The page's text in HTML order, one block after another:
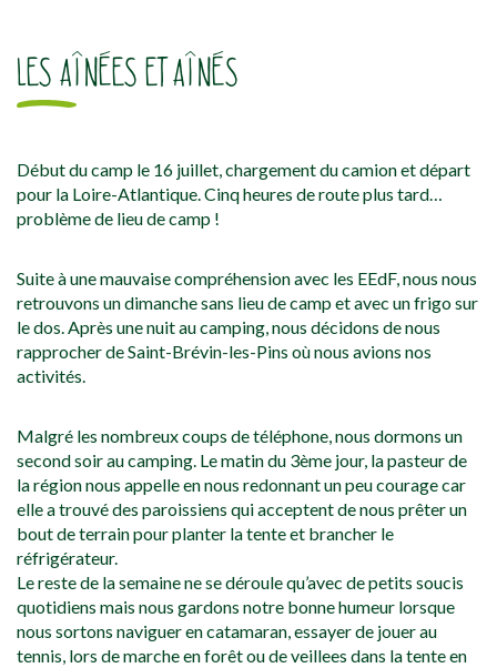
LES AÎNÉES ET AÎNÉS
Début du camp le 16 juillet, chargement du camion et départ
pour la Loire-Atlantique. Cinq heures de route plus tard…
problème de lieu de camp !
Suite à une mauvaise compréhension avec les EEdF, nous nous
retrouvons un dimanche sans lieu de camp et avec un frigo sur
le dos. Après une nuit au camping, nous décidons de nous
rapprocher de Saint-Brévin-les-Pins où nous avions nos
activités.
Malgré les nombreux coups de téléphone, nous dormons un
second soir au camping. Le matin du 3ème jour, la pasteur de
la région nous appelle en nous redonnant un peu courage car
elle a trouvé des paroissiens qui acceptent de nous prêter un
bout de terrain pour planter la tente et brancher le
réfrigérateur.
Le reste de la semaine ne se déroule qu’avec de petits soucis
quotidiens mais nous gardons notre bonne humeur lorsque
nous sortons naviguer en catamaran, essayer de jouer au
tennis, lors de marche en forêt ou de veillees dans la tente en